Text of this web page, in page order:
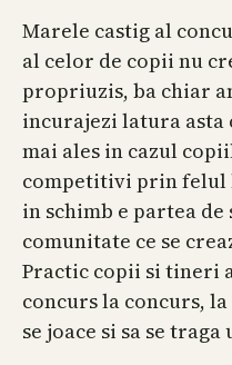
Marele castig al
al celor de copii nu
propriuzis, ba chiar
incurajezi latura
mai ales in cazul
competitivi prin felul
in schimb e partea
comunitate ce se
Practic copii si tineri
concurs la concurs,
se joace si sa se